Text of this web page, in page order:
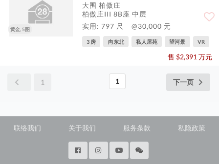
黄金, 5图
大围 柏傲庄
柏傲庄III 8B座 中层
实用: 797 尺
@30,000 元
3 房 向东北 私人屋苑 望河景 VR
售 $2,391 万元
1 1 下一页
联络我们 关于我们 服务条款 私隐政策